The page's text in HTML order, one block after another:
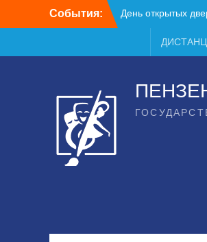
События: День открытых